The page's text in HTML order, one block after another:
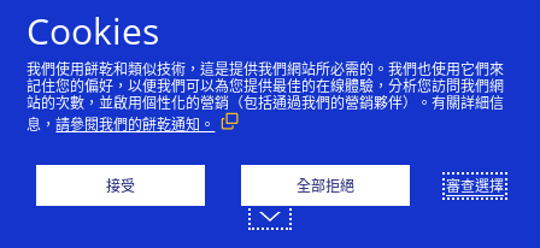
支援服務
需要幫忙？致電我們
For lost or stolen credit cards, please call us:
Cookies
我們使用餅乾和類似技術，這是提供我們網站所必需的。我們也使用它們來
記住您的偏好，以便我們可以為您提供最佳的在線體驗，分析您訪問我們網
站的次數，並啟用個性化的營銷（包括通過我們的營銷夥伴）。有關詳細信
息，請參閱我們的餅乾通知。
接受 全部拒絕 審查選擇